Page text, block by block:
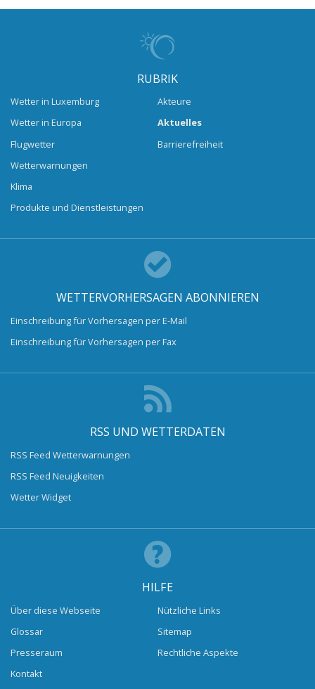
RUBRIK
Wetter in Luxemburg
Wetter in Europa
Flugwetter
Wetterwarnungen
Klima
Produkte und Dienstleistungen
Akteure
Aktuelles
Barrierefreiheit
WETTERVORHERSAGEN ABONNIEREN
Einschreibung für Vorhersagen per E-Mail
Einschreibung für Vorhersagen per Fax
RSS UND WETTERDATEN
RSS Feed Wetterwarnungen
RSS Feed Neuigkeiten
Wetter Widget
HILFE
Über diese Webseite
Glossar
Presseraum
Kontakt
Nützliche Links
Sitemap
Rechtliche Aspekte